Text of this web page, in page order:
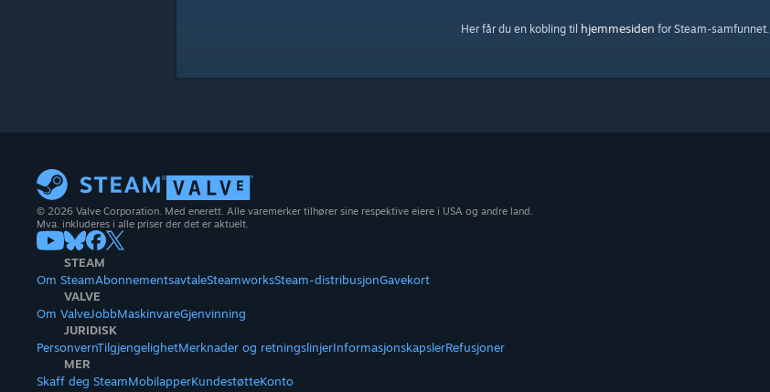
Her får du en kobling til hjemmesiden for Steam-samfunnet.
© 2026 Valve Corporation. Med enerett. Alle varemerker tilhører sine respektive eiere i USA og andre land.
Mva. inkluderes i alle priser der det er aktuelt.
STEAM
Om SteamAbonnementsavtaleSteamworksSteam-distribusjonGavekort
VALVE
Om ValveJobbMaskinvareGjenvinning
JURIDISK
PersonvernTilgjengelighetMerknader og retningslinjerInformasjonskapslerRefusjoner
MER
Skaff deg SteamMobilapperKundestøtteKonto